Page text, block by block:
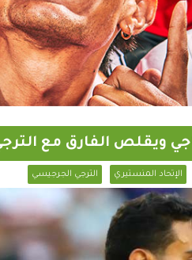
ويقلص الفارق مع
الإتحاد المنستيري الترجي الجرجيسي